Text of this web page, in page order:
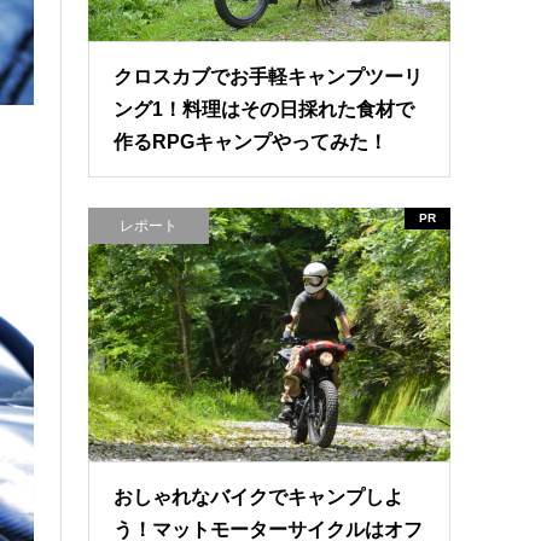
クロスカブでお手軽キャンプツーリ
ング1！料理はその日採れた食材で
作るRPGキャンプやってみた！
レポート PR
おしゃれなバイクでキャンプしよ
う！マットモーターサイクルはオフ